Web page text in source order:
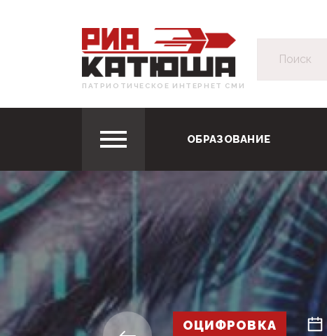
ПАТРИОТИЧЕСКОЕ ИНТЕРНЕТ СМИ
ОБРАЗОВАНИЕ
ОЦИФРОВКА